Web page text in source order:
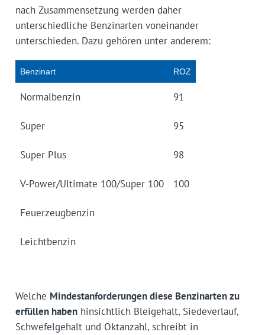
nach Zusammensetzung werden daher
unterschiedliche Benzinarten voneinander
unterschieden. Dazu gehören unter anderem:
Benzinart ROZ
Normalbenzin 91
Super 95
Super Plus 98
V-Power/Ultimate 100/Super 100 100
Feuerzeugbenzin
Leichtbenzin
Welche Mindestanforderungen diese Benzinarten zu
erfüllen habenhinsichtlich Bleigehalt, Siedeverlauf,
Schwefelgehalt und Oktanzahl, schreibt in